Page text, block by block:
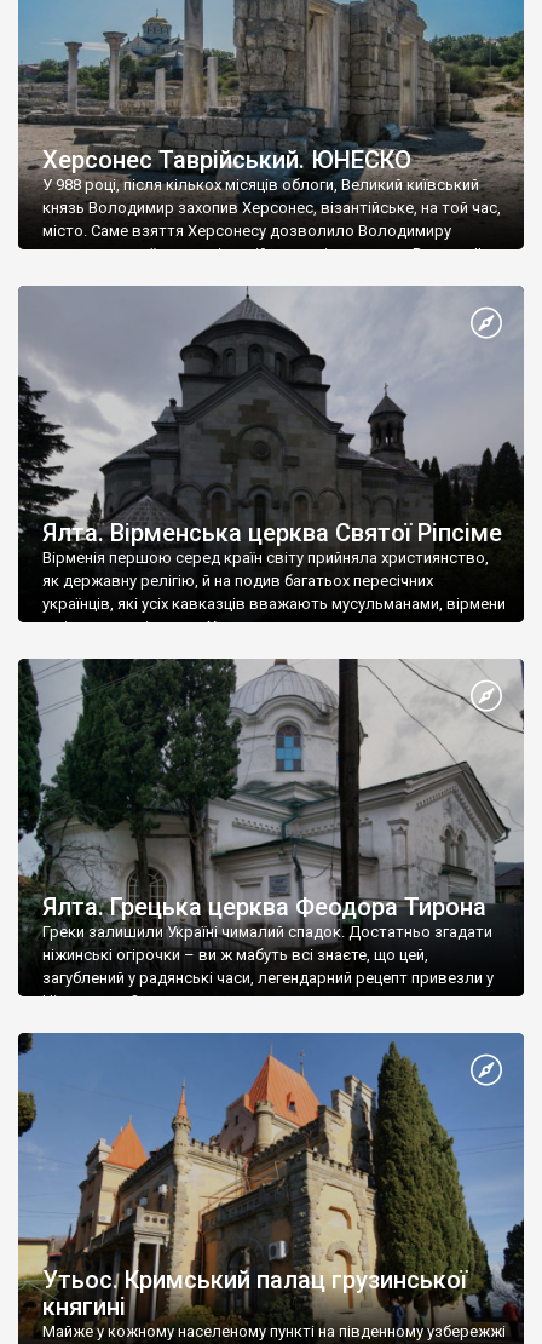
Херсонес Таврійський. ЮНЕСКО
У 988 році, після кількох місяців облоги, Великий київський
князь Володимир захопив Херсонес, візантійське, на той час,
місто. Саме взяття Херсонесу дозволило Володимиру
диктувати свої умови візантійському імператору Василю ІІ, та
Херсонесі Володимир-язичник, став Василем-християнином.
А потім було Хрещення Русі. На честь Херсонесу Таврійського
Ялта. Вірменська церква Святої Ріпсіме
Вірменія першою серед країн світу прийняла християнство,
як державну релігію, й на подив багатьох пересічних
українців, які усіх кавказців вважають мусульманами, вірмени
є відданими вірянами Христа
Ялта. Грецька церква Феодора Тирона
Греки залишили Україні чималий спадок. Достатньо згадати
ніжинські огірочки – ви ж мабуть всі знаєте, що цей,
загублений у радянські часи, легендарний рецепт привезли у
Ніжин греки?
Утьос. Кримський палац грузинської
княгині
Майже у кожному населеному пункті на південному узбережжі